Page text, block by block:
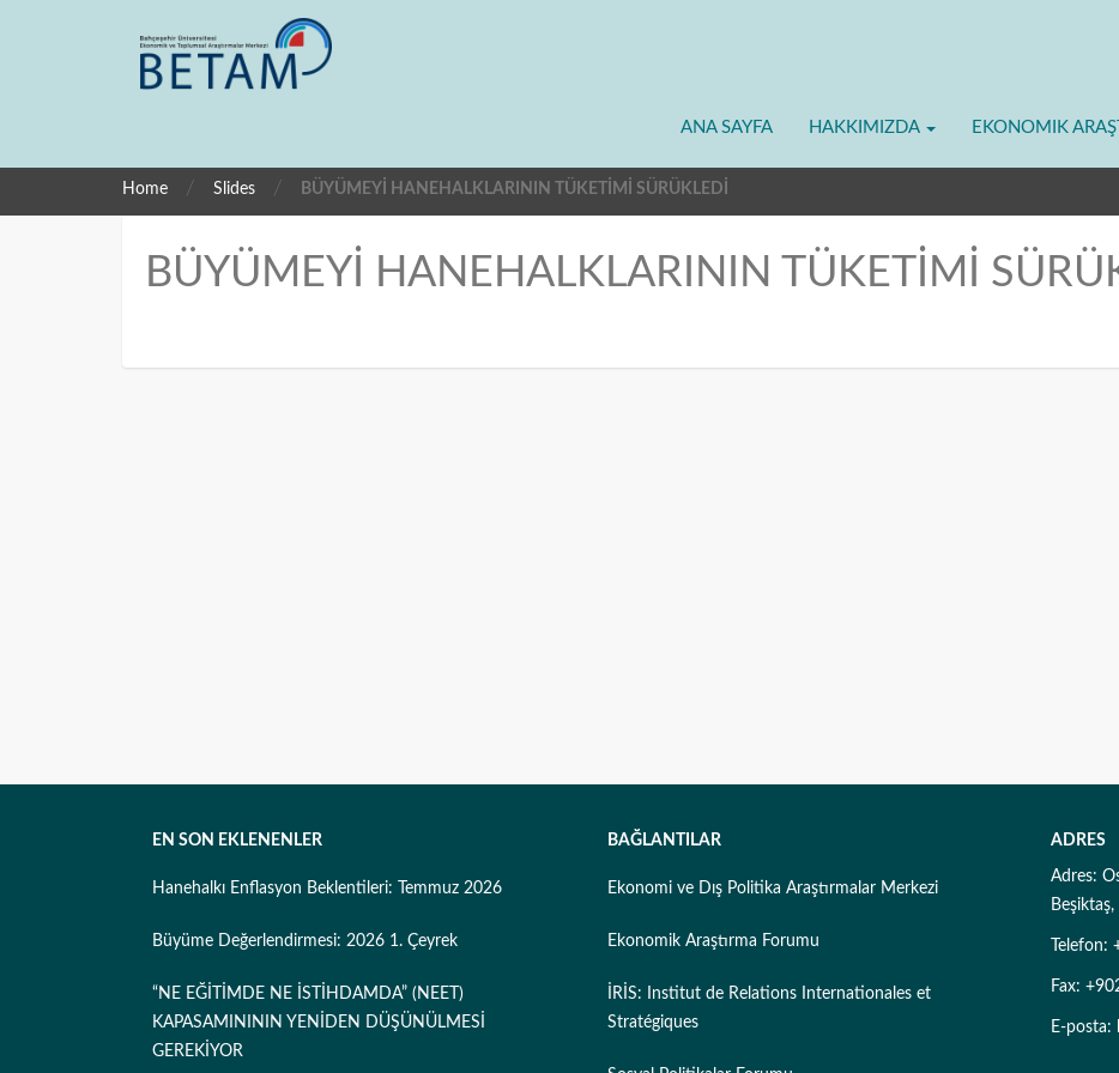
ANA SAYFA HAKKIMIZDA EKONOMIK
Home / Slides / BÜYÜMEYİ HANEHALKLARININ TÜKETİMİ SÜRÜKLEDİ
BÜYÜMEYİ HANEHALKLARININ TÜKETİMİ
EN SON EKLENENLER
Hanehalkı Enflasyon Beklentileri: Temmuz 2026
Büyüme Değerlendirmesi: 2026 1. Çeyrek
“NE EĞİTİMDE NE İSTİHDAMDA” (NEET)
KAPASAMINININ YENİDEN DÜŞÜNÜLMESİ
GEREKİYOR
BAĞLANTILAR
Ekonomi ve Dış Politika Araştırmalar Merkezi
Ekonomik Araştırma Forumu
İRİS: Institut de Relations Internationales et
Stratégiques
ADRES
Adres:
Fax:
E-posta: